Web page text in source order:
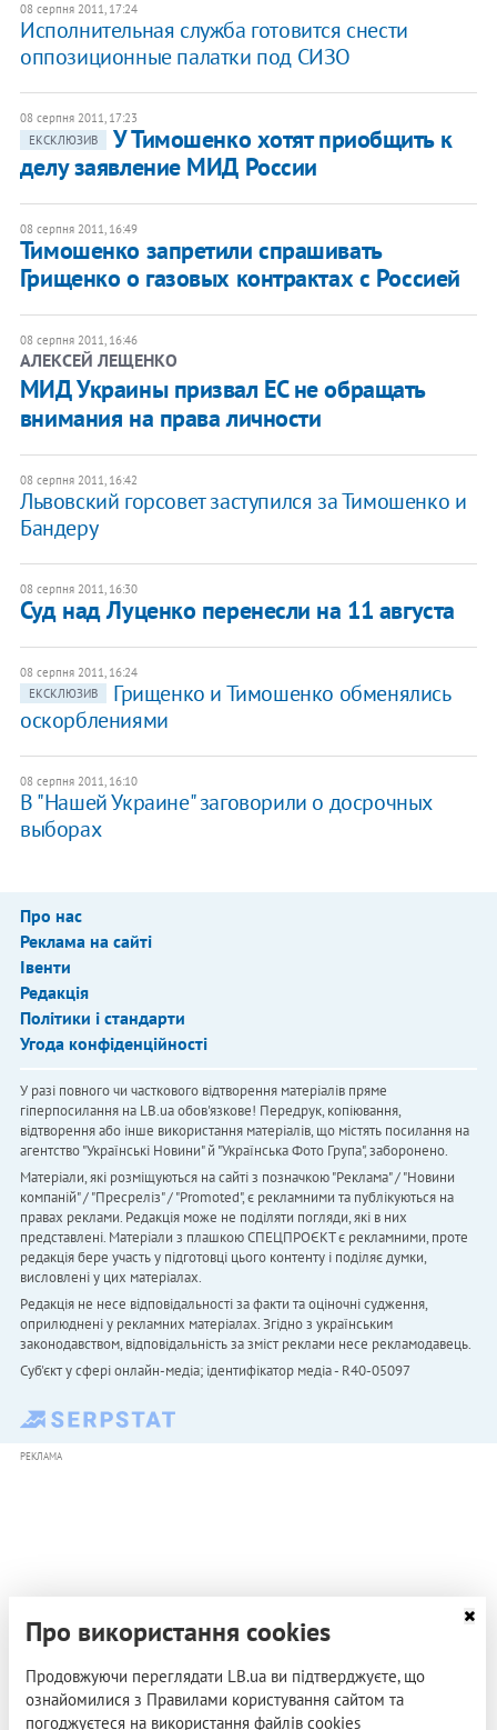
08 серпня 2011, 17:24
Исполнительная служба готовится снести
оппозиционные палатки под СИЗО
08 серпня 2011, 17:23
ЕКСКЛЮЗИВ
У Тимошенко хотят приобщить к
делу заявление МИД России
08 серпня 2011, 16:49
Тимошенко запретили спрашивать
Грищенко о газовых контрактах с Россией
08 серпня 2011, 16:46
АЛЕКСЕЙ ЛЕЩЕНКО
МИД Украины призвал ЕС не обращать
внимания на права личности
08 серпня 2011, 16:42
Львовский горсовет заступился за Тимошенко и
Бандеру
08 серпня 2011, 16:30
Суд над Луценко перенесли на 11 августа
08 серпня 2011, 16:24
ЕКСКЛЮЗИВ
Грищенко и Тимошенко обменялись
оскорблениями
08 серпня 2011, 16:10
В "Нашей Украине" заговорили о досрочных
выборах
Про нас
Реклама на сайті
Івенти
Редакція
Політики і стандарти
Угода конфіденційності
У разі повного чи часткового відтворення матеріалів пряме
гіперпосилання на LB.ua обов'язкове! Передрук, копіювання,
відтворення або інше використання матеріалів, що містять посилання на
агентство "Українськi Новини" й "Українська Фото Група", заборонено.
Матеріали, які розміщуються на сайті з позначкою "Реклама" / "Новини
компаній" / "Пресреліз" / "Promoted", є рекламними та публікуються на
правах реклами. Редакція може не поділяти погляди, які в них
представлені. Матеріали з плашкою СПЕЦПРОЄКТ є рекламними, проте
редакція бере участь у підготовці цього контенту і поділяє думки,
висловлені у цих матеріалах.
Редакція не несе відповідальності за факти та оціночні судження,
оприлюднені у рекламних матеріалах. Згідно з українським
законодавством, відповідальність за зміст реклами несе рекламодавець.
Cуб'єкт у сфері онлайн-медіа; ідентифікатор медіа - R40-05097
РЕКЛАМА
Про використання cookies
Продовжуючи переглядати LB.ua ви підтверджуєте, що
ознайомилися з Правилами користування сайтом та
погоджуєтеся на використання файлів cookies